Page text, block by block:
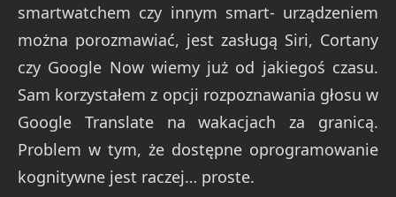
smartwatchem czy innym smart- urządzeniem
można porozmawiać, jest zasługą Siri, Cortany
czy Google Now wiemy już od jakiegoś czasu.
Sam korzystałem z opcji rozpoznawania głosu w
Google Translate na wakacjach za granicą.
Problem w tym, że dostępne oprogramowanie
kognitywne jest raczej… proste.